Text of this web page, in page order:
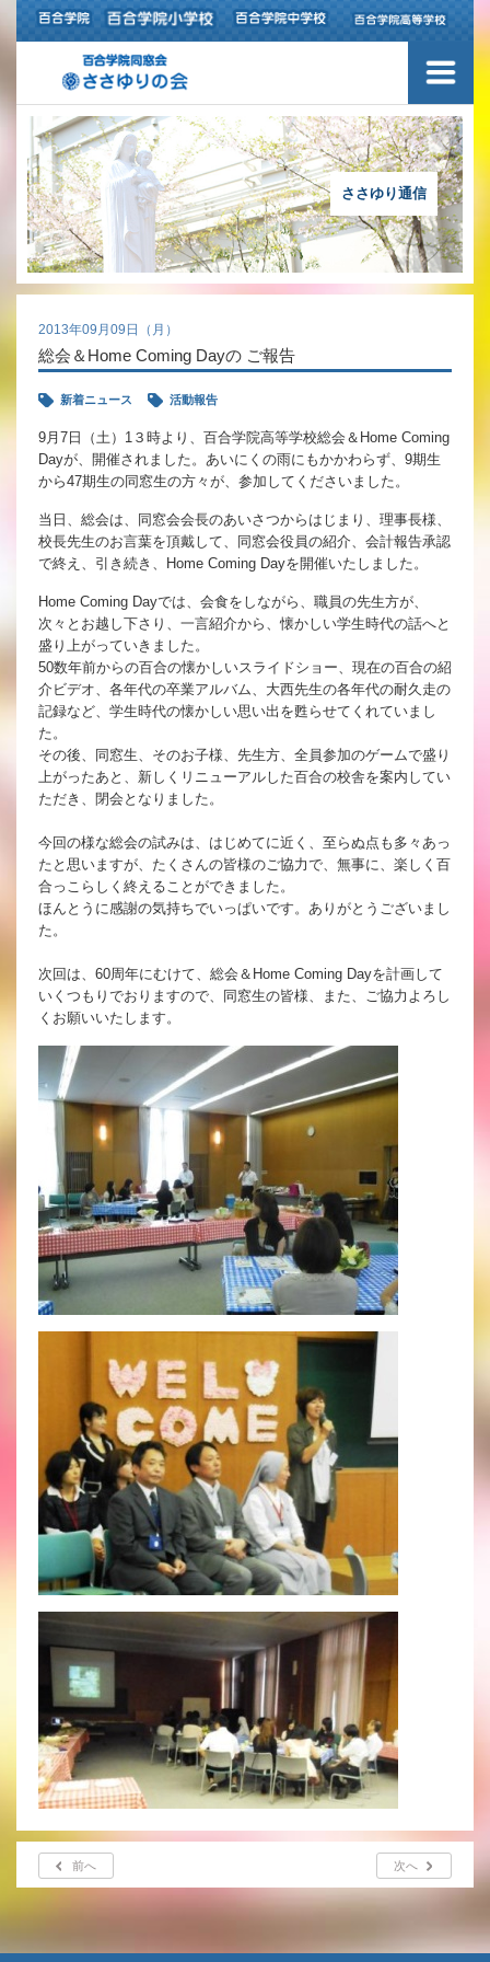
ささゆり通信
2013年09月09日（月）
総会＆Home Coming Dayの ご報告
新着ニュース 活動報告
9月7日（土）1３時より、百合学院高等学校総会＆Home Coming
Dayが、開催されました。あいにくの雨にもかかわらず、9期生
から47期生の同窓生の方々が、参加してくださいました。
当日、総会は、同窓会会長のあいさつからはじまり、理事長様、
校長先生のお言葉を頂戴して、同窓会役員の紹介、会計報告承認
で終え、引き続き、Home Coming Dayを開催いたしました。
Home Coming Dayでは、会食をしながら、職員の先生方が、
次々とお越し下さり、一言紹介から、懐かしい学生時代の話へと
盛り上がっていきました。
50数年前からの百合の懐かしいスライドショー、現在の百合の紹
介ビデオ、各年代の卒業アルバム、大西先生の各年代の耐久走の
記録など、学生時代の懐かしい思い出を甦らせてくれていまし
た。
その後、同窓生、そのお子様、先生方、全員参加のゲームで盛り
上がったあと、新しくリニューアルした百合の校舎を案内してい
ただき、閉会となりました。
今回の様な総会の試みは、はじめてに近く、至らぬ点も多々あっ
たと思いますが、たくさんの皆様のご協力で、無事に、楽しく百
合っこらしく終えることができました。
ほんとうに感謝の気持ちでいっぱいです。ありがとうございまし
た。
次回は、60周年にむけて、総会＆Home Coming Dayを計画して
いくつもりでおりますので、同窓生の皆様、また、ご協力よろし
くお願いいたします。
前へ 次へ